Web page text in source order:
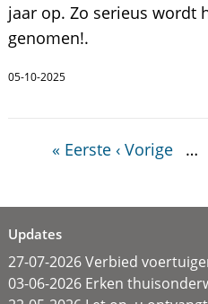
jaar op. Zo serieus wordt
genomen!.
05-10-2025
« Eerste ‹ Vorige …
Updates
27-07-2026 Verbied
03-06-2026 Erken